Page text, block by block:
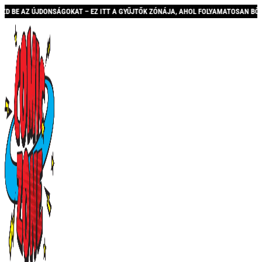
ITT A GYŰJTŐK ZÓNÁJA, AHOL FOLYAMATOSAN BŐVÜLŐ KÍNÁLATTAL ÉS